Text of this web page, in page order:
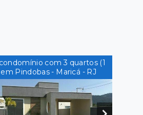
com 3 quartos (1
Pindobas - Maricá - RJ